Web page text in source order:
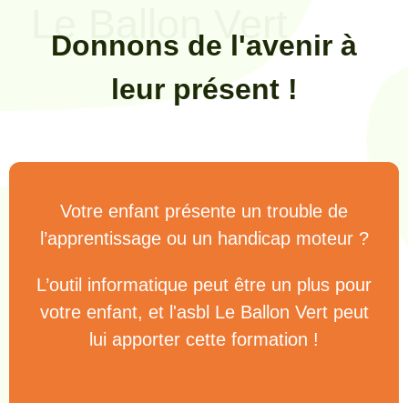
Donnons de l'avenir à
leur présent !
Le Ballon Vert
Votre enfant présente un trouble de
l’apprentissage ou un handicap moteur ?
L’outil informatique peut être un plus pour
votre enfant, et l'asbl Le Ballon Vert peut
lui apporter cette formation !